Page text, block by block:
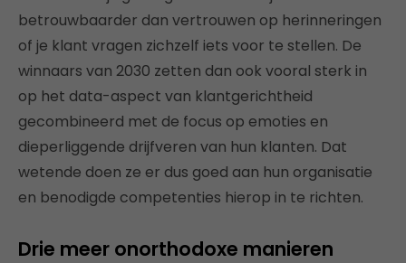
betrouwbaarder dan vertrouwen op herinneringen
of je klant vragen zichzelf iets voor te stellen. De
winnaars van 2030 zetten dan ook vooral sterk in
op het data-aspect van klantgerichtheid
gecombineerd met de focus op emoties en
dieperliggende drijfveren van hun klanten. Dat
wetende doen ze er dus goed aan hun organisatie
en benodigde competenties hierop in te richten.
Drie meer onorthodoxe manieren